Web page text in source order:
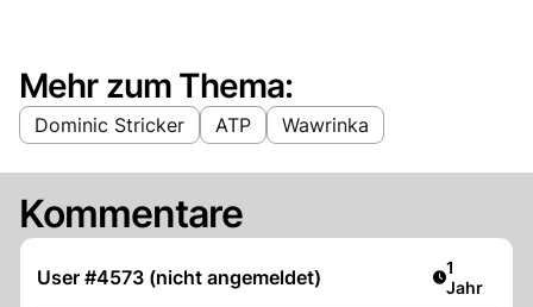
Mehr zum Thema:
Dominic Stricker ATP Wawrinka
Kommentare
User #4573 (nicht angemeldet) Artikel
1
Jahr